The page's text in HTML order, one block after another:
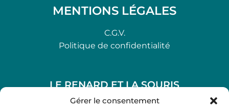
Gérer le consentement
MENTIONS LÉGALES
C.G.V.
Politique de confidentialité
LE RENARD ET LA SOURIS
48, rue Maubec 33210 LANGON